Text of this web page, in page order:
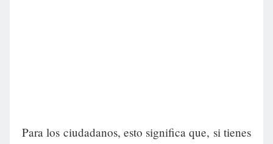
Para los ciudadanos, esto significa que, si tienes